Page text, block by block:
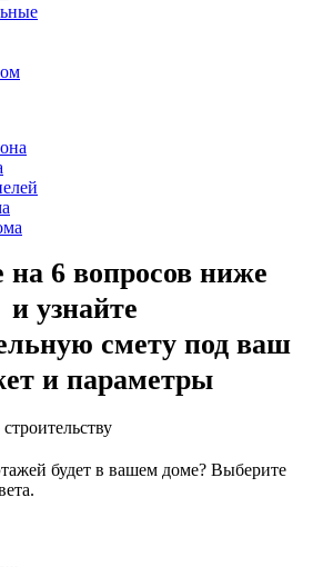
на 6 вопросов ниже
и узнайте
смету под ваш
и параметры
будет в вашем доме? Выберите